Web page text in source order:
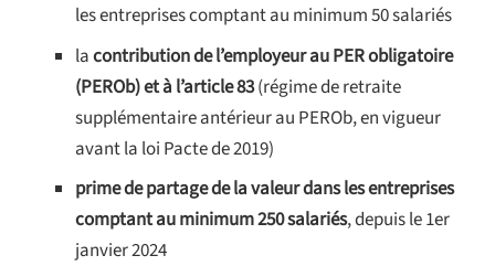
les entreprises comptant au minimum 50 salariés
lacontribution de l’employeur au PER obligatoire
(PEROb) et à l’article 83(régime de retraite
supplémentaire antérieur au PEROb, en vigueur
avant la loi Pacte de 2019)
prime de partage de la valeur dans les entreprises
comptant au minimum 250 salariés, depuis le 1er
janvier 2024